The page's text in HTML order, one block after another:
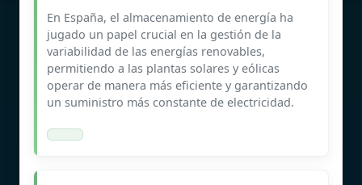
En España, el almacenamiento de energía ha
jugado un papel crucial en la gestión de la
variabilidad de las energías renovables,
permitiendo a las plantas solares y eólicas
operar de manera más eficiente y garantizando
un suministro más constante de electricidad.